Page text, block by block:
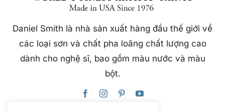
Daniel Smith là nhà sản xuất hàng đầu thế giới về
các loại sơn và chất pha loãng chất lượng cao
dành cho nghệ sĩ, bao gồm màu nước và màu
bột.